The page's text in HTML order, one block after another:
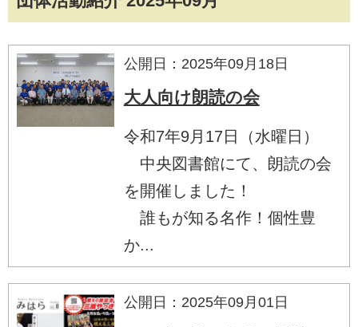
公開日：2025年09月18日
大人向け朗読の会
令和7年9月17日（水曜日）
中央図書館にて、朗読の会
を開催しました！
誰もが知る名作！個性豊
か...
公開日：2025年09月01日